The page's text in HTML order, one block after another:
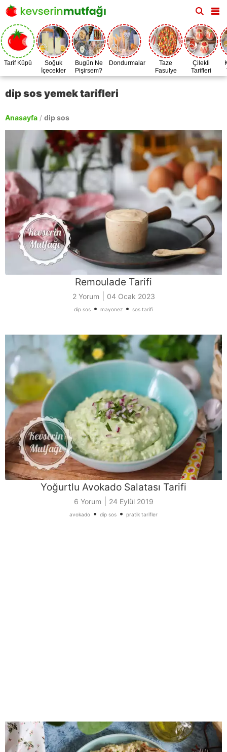
Tarif Küpü
Soğuk
İçecekler
Bugün Ne
Pişirsem?
Dondurmalar
Taze
Fasulye
Zamanı
Çilekli
Tarifleri
dip sos yemek tarifleri
Anasayfa / dip sos
Remoulade Tarifi
2 Yorum 04 Ocak 2023
dip sos • mayonez • sos tarifi
Yoğurtlu Avokado Salatası Tarifi
6 Yorum 24 Eylül 2019
avokado • dip sos • pratik tarifler